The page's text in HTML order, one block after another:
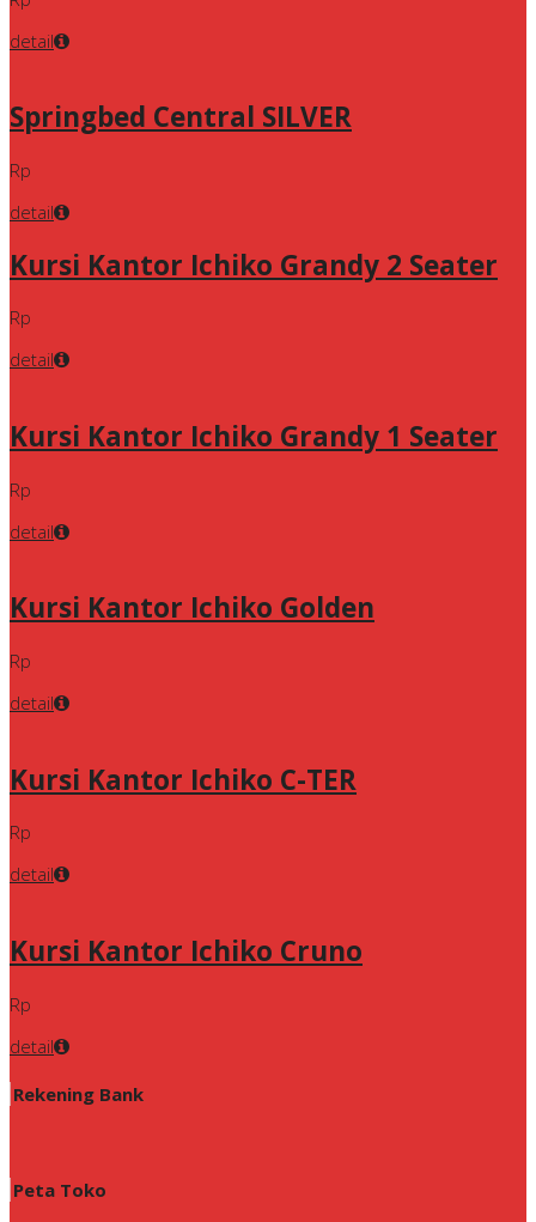
detail
Springbed Central SILVER
Rp
detail
Kursi Kantor Ichiko Grandy 2 Seater
Rp
detail
Kursi Kantor Ichiko Grandy 1 Seater
Rp
detail
Kursi Kantor Ichiko Golden
Rp
detail
Kursi Kantor Ichiko C-TER
Rp
detail
Kursi Kantor Ichiko Cruno
Rp
detail
Rekening Bank
Peta Toko